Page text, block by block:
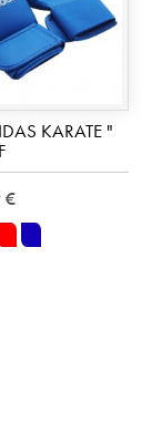
KARATE "
€
rouge